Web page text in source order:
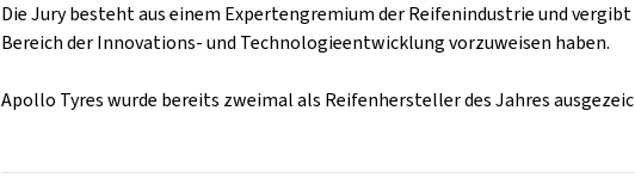
Die Jury besteht aus einem Expertengremium der Reifenindustrie und
Bereich der Innovations- und Technologieentwicklung vorzuweisen haben.
Apollo Tyres wurde bereits zweimal als Reifenhersteller des Jahres